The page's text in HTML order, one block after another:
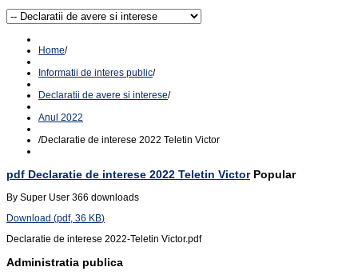
Home/
Informatii de interes public/
Declaratii de avere si interese/
Anul 2022
/Declaratie de interese 2022 Teletin Victor
pdf Declaratie de interese 2022 Teletin Victor Popular
By Super User 366 downloads
Download (pdf, 36 KB)
Declaratie de interese 2022-Teletin Victor.pdf
Administratia publica